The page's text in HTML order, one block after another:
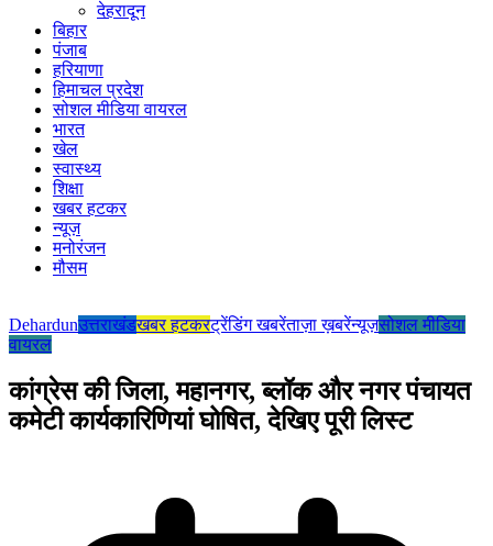
देहरादून
बिहार
पंजाब
हरियाणा
हिमाचल प्रदेश
सोशल मीडिया वायरल
भारत
खेल
स्वास्थ्य
शिक्षा
खबर हटकर
न्यूज़
मनोरंजन
मौसम
Dehardunउत्तराखंडखबर हटकरट्रेंडिंग खबरेंताज़ा ख़बरेंन्यूज़सोशल मीडिया
वायरल
कांग्रेस की जिला, महानगर, ब्लॉक और नगर पंचायत
कमेटी कार्यकारिणियां घोषित, देखिए पूरी लिस्ट